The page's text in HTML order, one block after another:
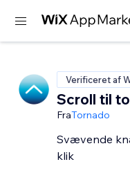
Verificeret af
Scroll til
FraTornado
Svævende
klik